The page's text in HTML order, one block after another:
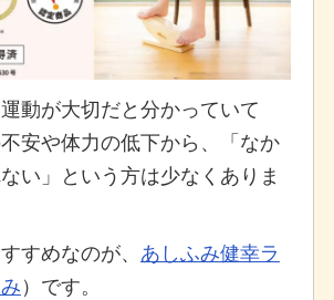
動が大切だと分かっていて
安や体力の低下から、「なか
い」という方は少なくありま
すめなのが、 あしふみ健幸ラ
）です。